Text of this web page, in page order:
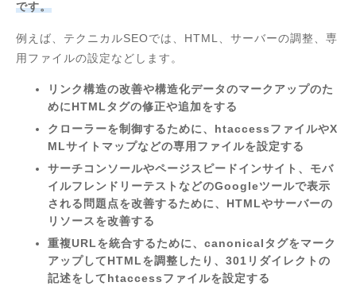
です。
例えば、テクニカルSEOでは、HTML、サーバーの調整、専
用ファイルの設定などします。
リンク構造の改善や構造化データのマークアップのた
めにHTMLタグの修正や追加をする
クローラーを制御するために、htaccessファイルやX
MLサイトマップなどの専用ファイルを設定する
サーチコンソールやページスピードインサイト、モバ
イルフレンドリーテストなどのGoogleツールで表示
される問題点を改善するために、HTMLやサーバーの
リソースを改善する
重複URLを統合するために、canonicalタグをマーク
アップしてHTMLを調整したり、301リダイレクトの
記述をしてhtaccessファイルを設定する